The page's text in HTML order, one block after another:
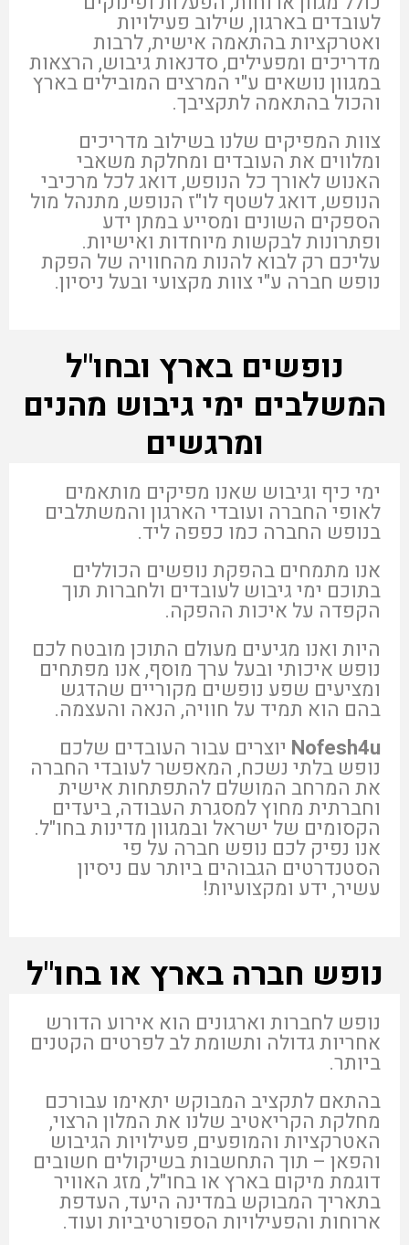
לעובדים בארגון, שילוב פעילויות
ואטרקציות בהתאמה אישית, לרבות
מדריכים ומפעילים, סדנאות גיבוש, הרצאות
במגוון נושאים ע"י המרצים המובילים בארץ
והכול בהתאמה לתקציבך.
צוות המפיקים שלנו בשילוב מדריכים
ומלווים את העובדים ומחלקת משאבי
האנוש לאורך כל הנופש, דואג לכל מרכיבי
הנופש, דואג לשטף לו"ז הנופש, מתנהל מול
הספקים השונים ומסייע במתן ידע
ופתרונות לבקשות מיוחדות ואישיות.
עליכם רק לבוא להנות מהחוויה של הפקת
נופש חברה ע"י צוות מקצועי ובעל ניסיון.
נופשים בארץ ובחו"ל
המשלבים ימי גיבוש מהנים
ומרגשים
ימי כיף וגיבוש שאנו מפיקים מותאמים
לאופי החברה ועובדי הארגון והמשתלבים
בנופש החברה כמו כפפה ליד.
אנו מתמחים בהפקת נופשים הכוללים
בתוכם ימי גיבוש לעובדים ולחברות תוך
הקפדה על איכות ההפקה.
היות ואנו מגיעים מעולם התוכן מובטח לכם
נופש איכותי ובעל ערך מוסף, אנו מפתחים
ומציעים שפע נופשים מקוריים שהדגש
בהם הוא תמיד על חוויה, הנאה והעצמה.
Nofesh4u יוצרים עבור העובדים שלכם
נופש בלתי נשכח, המאפשר לעובדי החברה
את המרחב המושלם להתפתחות אישית
וחברתית מחוץ למסגרת העבודה, ביעדים
הקסומים של ישראל ובמגוון מדינות בחו"ל.
אנו נפיק לכם נופש חברה על פי
הסטנדרטים הגבוהים ביותר עם ניסיון
עשיר, ידע ומקצועיות!
נופש חברה בארץ או בחו"ל
נופש לחברות וארגונים הוא אירוע הדורש
אחריות גדולה ותשומת לב לפרטים הקטנים
ביותר.
בהתאם לתקציב המבוקש יתאימו עבורכם
מחלקת הקריאטיב שלנו את המלון הרצוי,
האטרקציות והמופעים, פעילויות הגיבוש
והפאן – תוך התחשבות בשיקולים חשובים
דוגמת מיקום בארץ או בחו"ל, מזג האוויר
בתאריך המבוקש במדינה היעד, העדפת
ארוחות והפעילויות הספורטיביות ועוד.